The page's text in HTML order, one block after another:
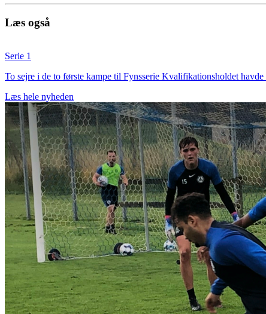
Læs også
Serie 1
To sejre i de to første kampe til Fynsserie Kvalifikationsholdet
Læs hele nyheden